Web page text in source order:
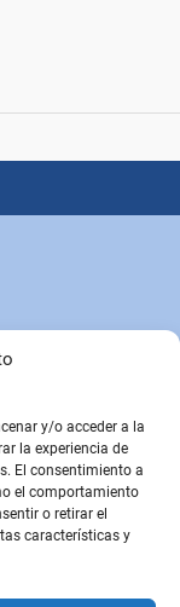
y/o acceder a la
la experiencia de
El consentimiento a
el comportamiento
o retirar el
características y